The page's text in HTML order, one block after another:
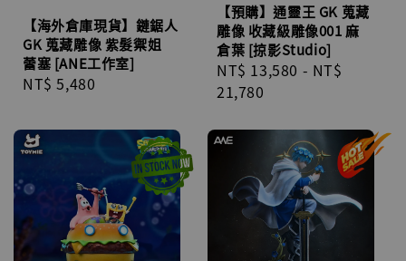
【海外倉庫現貨】鏈鋸人
GK 蒐藏雕像 紫髮禦姐
蕾塞 [ANE工作室]
Regular
NT$ 5,480
【預購】通靈王 GK 蒐藏
雕像 收藏級雕像001 麻
倉葉 [掠影Studio]
Regular
price
NT$ 13,580 - NT$
21,780